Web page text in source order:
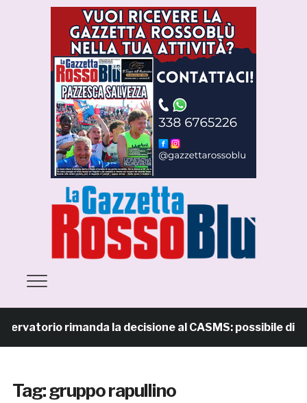
rimanda la decisione al CASMS: possibile divieto
Tag:gruppo rapullino